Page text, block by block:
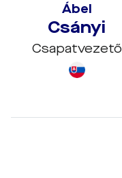
Ábel
Csányi
Csapatvezető